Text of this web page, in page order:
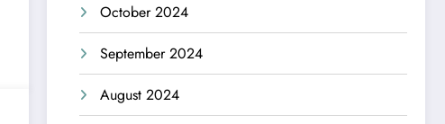
October 2024
September 2024
August 2024